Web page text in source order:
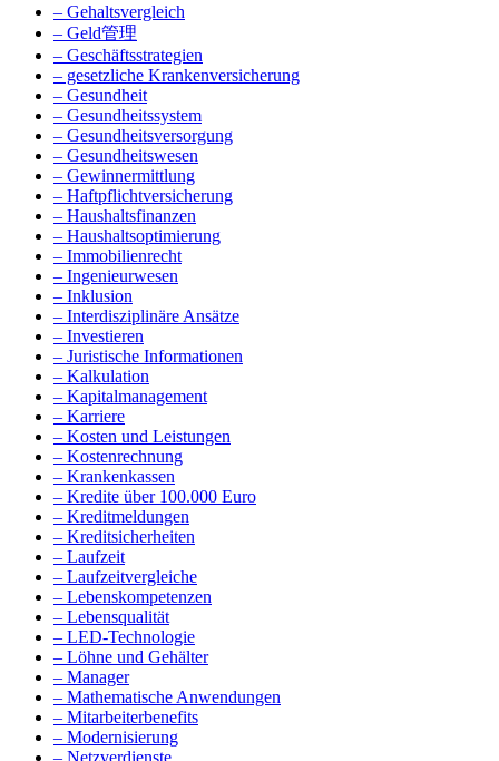
– Gehaltsvergleich
– Geld管理
– Geschäftsstrategien
– gesetzliche Krankenversicherung
– Gesundheit
– Gesundheitssystem
– Gesundheitsversorgung
– Gesundheitswesen
– Gewinnermittlung
– Haftpflichtversicherung
– Haushaltsfinanzen
– Haushaltsoptimierung
– Immobilienrecht
– Ingenieurwesen
– Inklusion
– Interdisziplinäre Ansätze
– Investieren
– Juristische Informationen
– Kalkulation
– Kapitalmanagement
– Karriere
– Kosten und Leistungen
– Kostenrechnung
– Krankenkassen
– Kredite über 100.000 Euro
– Kreditmeldungen
– Kreditsicherheiten
– Laufzeit
– Laufzeitvergleiche
– Lebenskompetenzen
– Lebensqualität
– LED-Technologie
– Löhne und Gehälter
– Manager
– Mathematische Anwendungen
– Mitarbeiterbenefits
– Modernisierung
– Netzverdienste